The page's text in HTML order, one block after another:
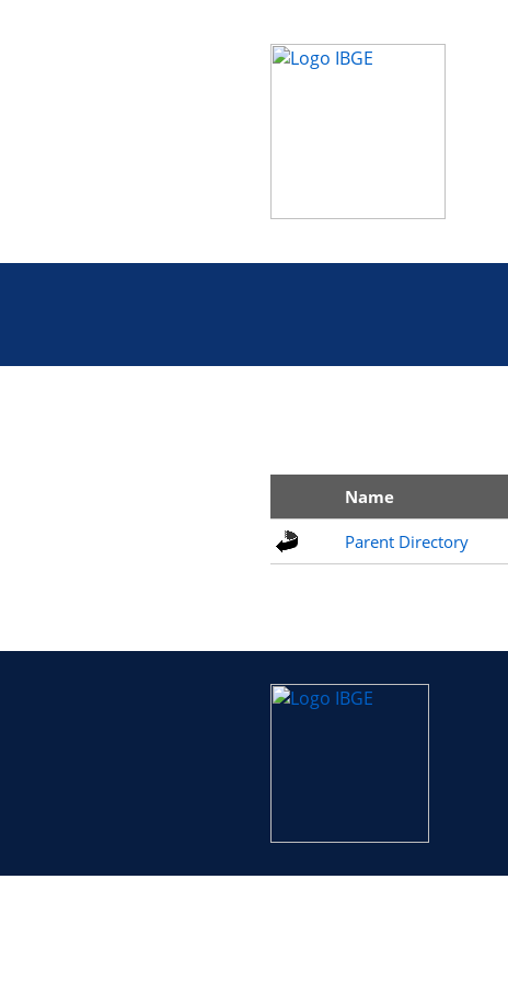
Name
Parent Directory